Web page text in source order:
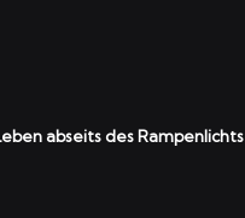
abseits des Rampenlichts